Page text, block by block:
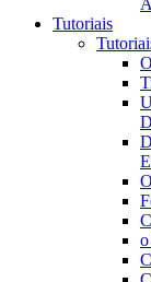
Tutoriais